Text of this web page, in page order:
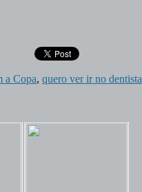
a Copa, quero ver ir no dentista